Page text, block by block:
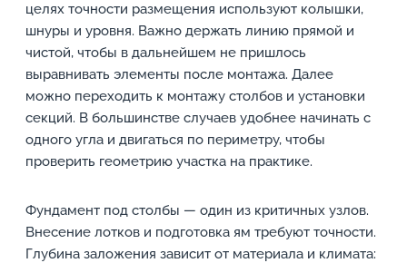
целях точности размещения используют колышки,
шнуры и уровня. Важно держать линию прямой и
чистой, чтобы в дальнейшем не пришлось
выравнивать элементы после монтажа. Далее
можно переходить к монтажу столбов и установки
секций. В большинстве случаев удобнее начинать с
одного угла и двигаться по периметру, чтобы
проверить геометрию участка на практике.
Фундамент под столбы — один из критичных узлов.
Внесение лотков и подготовка ям требуют точности.
Глубина заложения зависит от материала и климата: